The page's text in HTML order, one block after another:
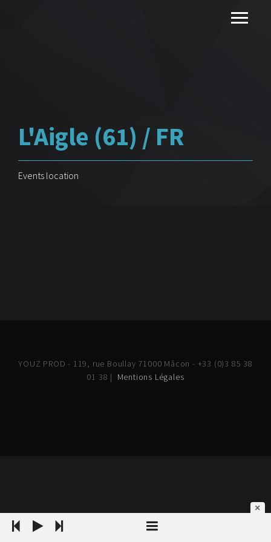
L'Aigle (61) / FR
Events location
YOUZ PROD - 119, rue Boullay 71000 Mâcon - +33 (0)3 85 38
01 38 | Mentions Légales